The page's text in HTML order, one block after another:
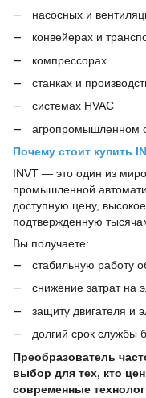
насосных и
конвейерах и
компрессорах
станках и
системах HVAC
агропромышленном
Почему стоит купить
INVT — это один из
промышленной
доступную цену,
подтвержденную
Вы получаете:
стабильную работу
снижение затрат на
защиту двигателя и
долгий срок службы
Преобразователь
выбор для тех, кто
современные